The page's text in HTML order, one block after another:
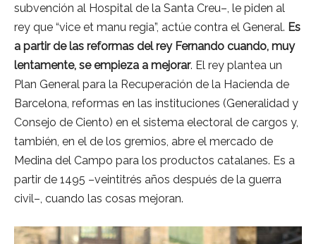
subvención al Hospital de la Santa Creu–, le piden al
rey que “vice et manu regia”, actúe contra el General. Es
a partir de las reformas del rey Fernando cuando, muy
lentamente, se empieza a mejorar. El rey plantea un
Plan General para la Recuperación de la Hacienda de
Barcelona, reformas en las instituciones (Generalidad y
Consejo de Ciento) en el sistema electoral de cargos y,
también, en el de los gremios, abre el mercado de
Medina del Campo para los productos catalanes. Es a
partir de 1495 –veintitrés años después de la guerra
civil–, cuando las cosas mejoran.